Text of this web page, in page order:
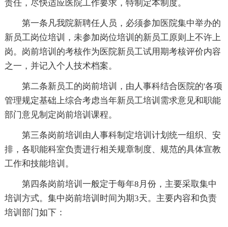
责任，尽快适应医院工作要求，特制定本制度。
第一条凡我院新聘任人员，必须参加医院集中举办的
新员工岗位培训，未参加岗位培训的新员工原则上不许上
岗。岗前培训的考核作为医院新员工试用期考核评价内容
之一，并记入个人技术档案。
第二条新员工的岗前培训，由人事科结合医院的'各项
管理规定基础上综合考虑当年新员工培训需求意见和职能
部门意见制定岗前培训课程。
第三条岗前培训由人事科制定培训计划统一组织、安
排，各职能科室负责进行相关规章制度、规范的具体宣教
工作和技能培训。
第四条岗前培训一般定于每年8月份，主要采取集中
培训方式。集中岗前培训时间为期3天。主要内容和负责
培训部门如下：